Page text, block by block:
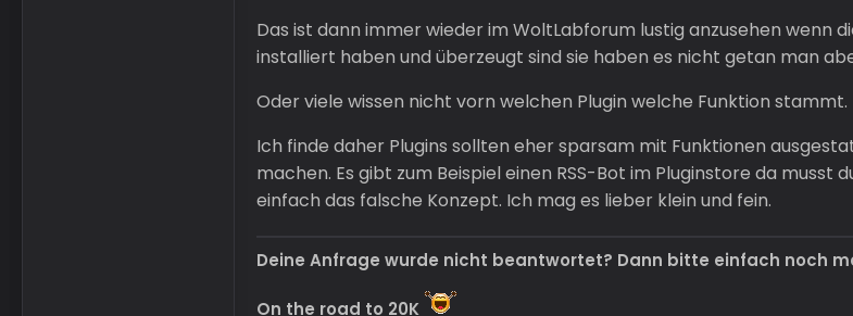
Das ist dann immer wieder im WoltLabforum lustig anzusehen wenn
installiert haben und überzeugt sind sie haben es nicht getan man
Oder viele wissen nicht vorn welchen Plugin welche Funktion stammt.
Ich finde daher Plugins sollten eher sparsam mit Funktionen
machen. Es gibt zum Beispiel einen RSS-Bot im Pluginstore da
einfach das falsche Konzept. Ich mag es lieber klein und fein.
Deine Anfrage wurde nicht beantwortet? Dann bitte einfach noch
On the road to 20K